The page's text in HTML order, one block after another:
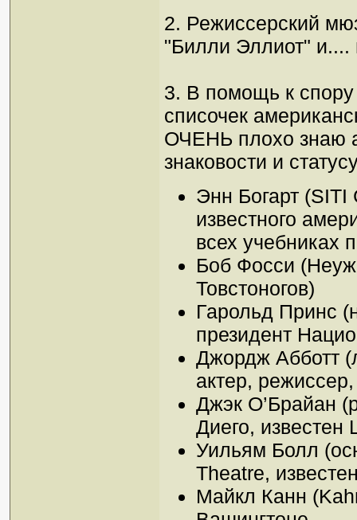
2. Режиссерский
"Билли Эллиот" и....
3. В помощь к
списочек
ОЧЕНЬ плохо знаю
знаковости и
Энн Богарт (SITI
известного
всех учебниках
Боб Фосси
Товстоногов)
Гарольд Принс
президент
Джордж Абботт
актер,
Джэк О’Брайан
Диего, известен
Уильям Болл
Theatre,
Майкл Канн